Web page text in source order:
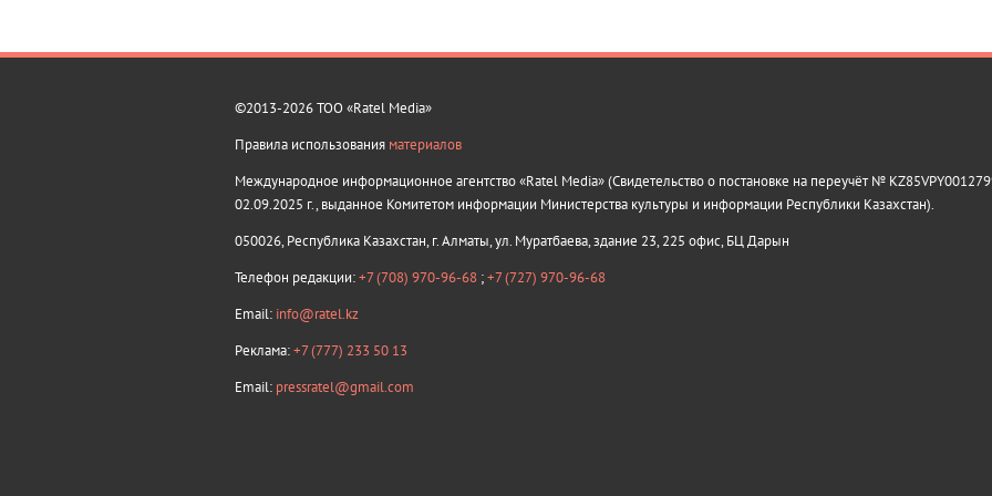
©2013-2026 ТОО «Ratel Media»
Правила использования материалов
Международное информационное агентство «Ratel Media» (Свидетельство о постановке на переучёт №
02.09.2025 г., выданное Комитетом информации Министерства культуры и информации Республики Казахстан).
050026, Республика Казахстан, г. Алматы, ул. Муратбаева, здание 23, 225 офис, БЦ Дарын
Телефон редакции:+7 (708) 970-96-68 ;+7 (727) 970-96-68
Email: info@ratel.kz
Реклама:+7 (777) 233 50 13
Email: pressratel@gmail.com